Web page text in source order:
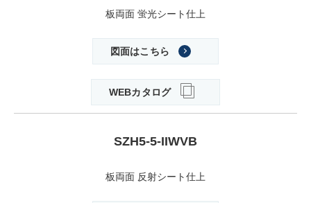
板両面 蛍光シート仕上
図面はこちら
WEBカタログ
SZH5-5-IIWVB
板両面 反射シート仕上